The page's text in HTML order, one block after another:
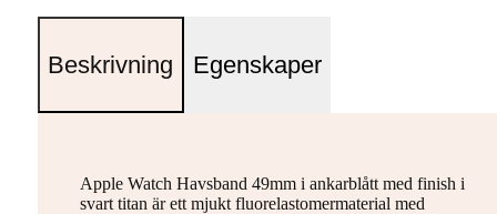
Beskrivning Egenskaper
Apple Watch Havsband 49mm i ankarblått med finish i
svart titan är ett mjukt fluorelastomermaterial med